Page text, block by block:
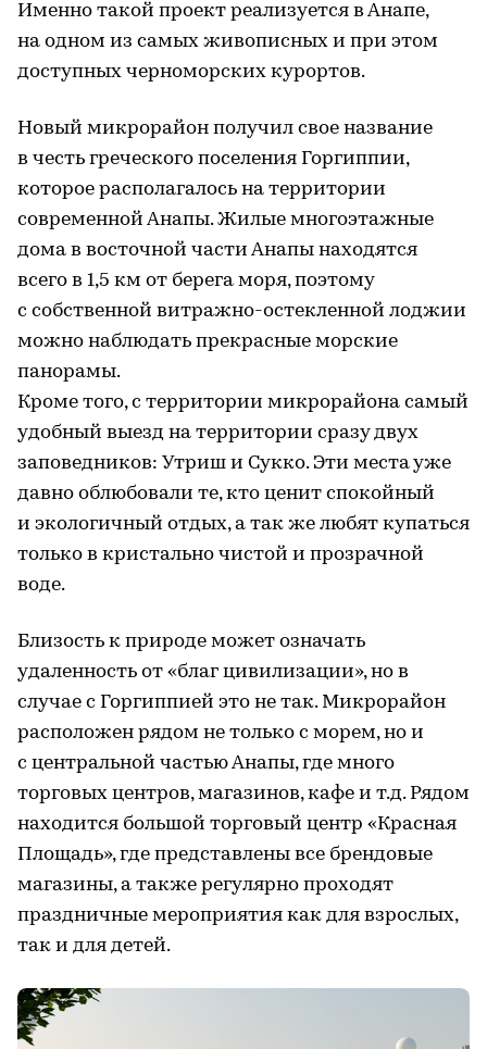
Именно такой проект реализуется в Анапе,
на одном из самых живописных и при этом
доступных черноморских курортов.
Новый микрорайон получил свое название
в честь греческого поселения Горгиппии,
которое располагалось на территории
современной Анапы. Жилые многоэтажные
дома в восточной части Анапы находятся
всего в 1,5 км от берега моря, поэтому
с собственной витражно-остекленной лоджии
можно наблюдать прекрасные морские
панорамы.
Кроме того, с территории микрорайона самый
удобный выезд на территории сразу двух
заповедников: Утриш и Сукко. Эти места уже
давно облюбовали те, кто ценит спокойный
и экологичный отдых, а так же любят купаться
только в кристально чистой и прозрачной
воде.
Близость к природе может означать
удаленность от «благ цивилизации», но в
случае с Горгиппией это не так. Микрорайон
расположен рядом не только с морем, но и
с центральной частью Анапы, где много
торговых центров, магазинов, кафе и т.д. Рядом
находится большой торговый центр «Красная
Площадь», где представлены все брендовые
магазины, а также регулярно проходят
праздничные мероприятия как для взрослых,
так и для детей.